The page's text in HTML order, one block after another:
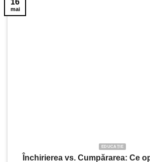
EDUCAȚIE
Închirierea vs. Cumpărarea: Ce
16
mai